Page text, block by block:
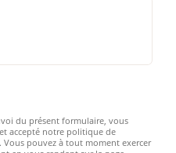
du présent formulaire, vous
accepté notre politique de
. Vous pouvez à tout moment exercer